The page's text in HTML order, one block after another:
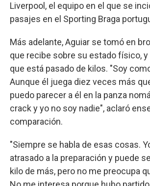
Liverpool, el equipo en el que se
pasajes en el Sporting Braga
Más adelante, Aguiar se tomó en
que recibe sobre su estado físico, y
que está pasado de kilos. "Soy
Aunque él juega diez veces más
puedo parecer a él en la panza
crack y yo no soy nadie", aclaró
comparación.
"Siempre se habla de esas cosas.
atrasado a la preparación y puede
kilo de más, pero no me preocupa